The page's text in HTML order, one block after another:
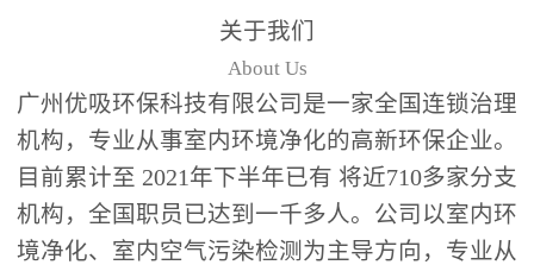
关于我们
About Us
广州优吸环保科技有限公司是一家全国连锁治理
机构，专业从事室内环境净化的高新环保企业。
目前累计至 2021年下半年已有 将近710多家分支
机构，全国职员已达到一千多人。公司以室内环
境净化、室内空气污染检测为主导方向，专业从